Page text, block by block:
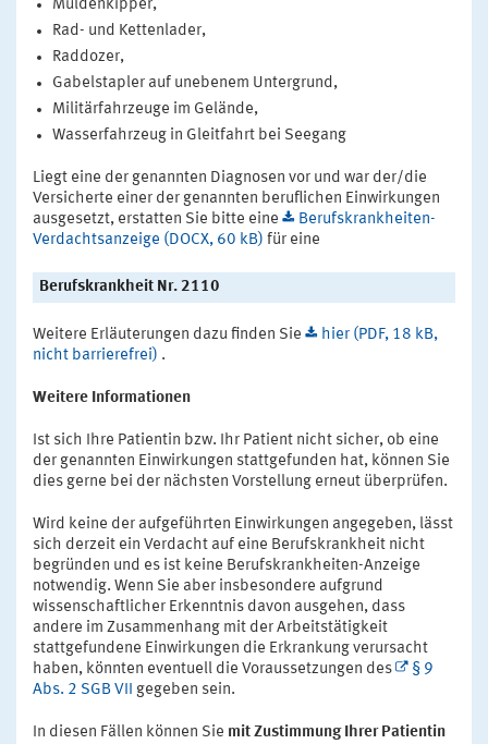
Muldenkipper,
Rad- und Kettenlader,
Raddozer,
Gabelstapler auf unebenem Untergrund,
Militärfahrzeuge im Gelände,
Wasserfahrzeug in Gleitfahrt bei Seegang
Liegt eine der genannten Diagnosen vor und war der/die
Versicherte einer der genannten beruflichen Einwirkungen
ausgesetzt, erstatten Sie bitte eine
Berufskrankheiten-
Verdachtsanzeige (DOCX, 60 kB) für eine
Berufskrankheit Nr. 2110
Weitere Erläuterungen dazu finden Sie
hier (PDF, 18 kB,
nicht barrierefrei) .
Weitere Informationen
Ist sich Ihre Patientin bzw. Ihr Patient nicht sicher, ob eine
der genannten Einwirkungen stattgefunden hat, können Sie
dies gerne bei der nächsten Vorstellung erneut überprüfen.
Wird keine der aufgeführten Einwirkungen angegeben, lässt
sich derzeit ein Verdacht auf eine Berufskrankheit nicht
begründen und es ist keine Berufskrankheiten-Anzeige
notwendig. Wenn Sie aber insbesondere aufgrund
wissenschaftlicher Erkenntnis davon ausgehen, dass
andere im Zusammenhang mit der Arbeitstätigkeit
stattgefundene Einwirkungen die Erkrankung verursacht
haben, könnten eventuell die Voraussetzungen des
§ 9
Abs. 2 SGB VII gegeben sein.
In diesen Fällen können Sie mit Zustimmung Ihrer Patientin